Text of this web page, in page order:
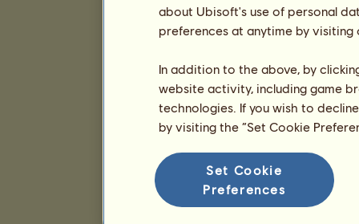
about Ubisoft's use of personal
preferences at anytime by
In addition to the above, by
website activity, including game
technologies. If you wish to
by visiting the “Set Cookie
Set Cookie
Preferences